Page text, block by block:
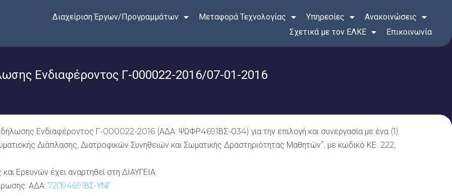
Διαχείριση Έργων/Προγραμμάτων Μεταφορά Τεχνολογίας Υπηρεσίες
Ανακοινώσεις
Σχετικά με τον ΕΛΚΕ
Επικοινωνία
Ενδιαφέροντος Γ-000022-2016/07-01-2016
Ενδιαφέροντος Γ-000022-2016 (ΑΔΑ: ΨΩΦΡ4691ΒΣ-Ο34) για την επιλογή και συνεργασία με ένα (1)
Διάπλασης, Διατροφικών Συνηθειών και Σωματικής Δραστηριότητας Μαθητών”, με κωδικό ΚΕ 222,
Ερευνών έχει αναρτηθεί στη ΔΙΑΥΓΕΙΑ.
ΑΔΑ: 72Π94691ΒΣ-ΥΝΓ